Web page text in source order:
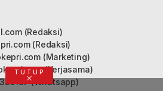
(Redaksi)
(Redaksi)
(Marketing)
(Kerjasama)
(Whatsapp)
TUTUP